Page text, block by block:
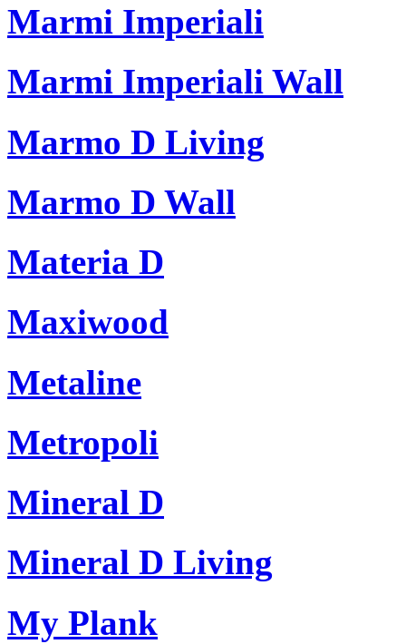
Marmi Imperiali
Marmi Imperiali Wall
Marmo D Living
Marmo D Wall
Materia D
Maxiwood
Metaline
Metropoli
Mineral D
Mineral D Living
My Plank